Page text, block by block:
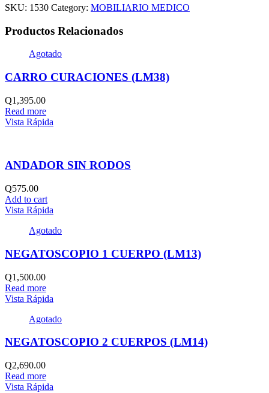
SKU: 1530 Category: MOBILIARIO MEDICO
Productos Relacionados
Agotado
CARRO CURACIONES (LM38)
Q1,395.00
Read more
Vista Rápida
ANDADOR SIN RODOS
Q575.00
Add to cart
Vista Rápida
Agotado
NEGATOSCOPIO 1 CUERPO (LM13)
Q1,500.00
Read more
Vista Rápida
Agotado
NEGATOSCOPIO 2 CUERPOS (LM14)
Q2,690.00
Read more
Vista Rápida